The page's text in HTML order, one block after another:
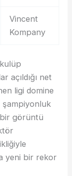
Vincent
Kompany
açıldığı net
ligi domine
şampiyonluk
görüntü
yeni bir rekor